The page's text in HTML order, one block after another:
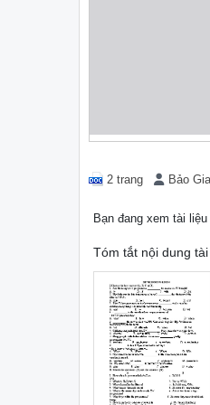
2 trang Bảo
Bạn đang xem tài liệu
Tóm tắt nội dung